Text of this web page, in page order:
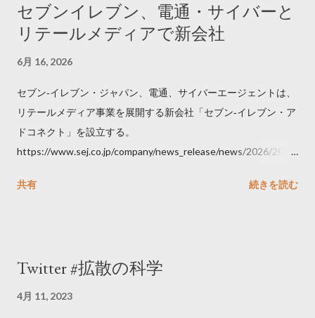
セブンイレブン、電通・サイバーと
リテールメディアで新会社
6月 16, 2026
セブン‐イレブン・ジャパン、電通、サイバーエージェントは、
リテールメディア事業を展開する新会社「セブン‐イレブン・ア
ドコネクト」を設立する。
https://www.sej.co.jp/company/news_release/news/2026/2026
共有
続きを読む
Twitter #拡散の科学
4月 11, 2023